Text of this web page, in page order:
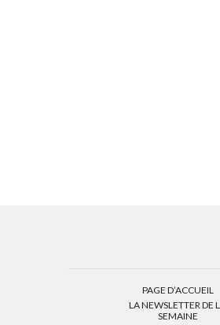
PAGE D’ACCUEIL
LA NEWSLETTER DE
SEMAINE